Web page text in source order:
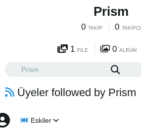
Prism
0 TAKIP 0 TAKIPÇI
1 FILE 0 ALBÜM
Üyeler followed by Prism
Eskiler